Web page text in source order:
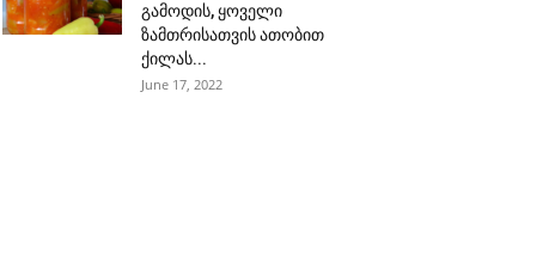
გამოდის, ყოველი
ზამთრისათვის ათობით
ქილას...
June 17, 2022